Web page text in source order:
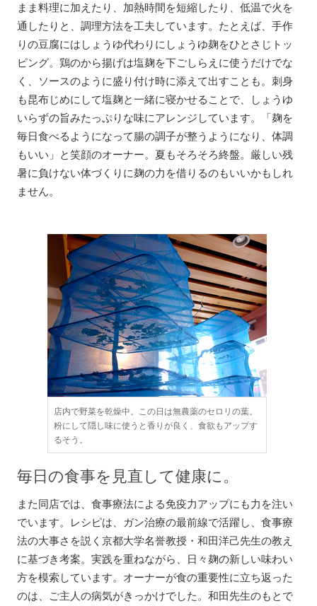
まま料理に加えたり、加熱時間を短縮したり、低温で火を
通したりと、調理方法を工夫しています。たとえば、手作
りの豆腐にはしょうゆ代わりにしょうゆ麹をひとさじトッ
ピング。鶏のから揚げは塩麹を下ごしらえに使うだけでな
く、ソースのように盛り付け時に添えて出すことも。刺身
も昆布じめにして塩麹と一緒に寝かせることで、しょうゆ
いらずの旨みたっぷりな味にアレンジしています。「麹を
毎日食べるようになって腸の調子が整うようになり、体調
もいい」と笑顔のオーナー。夏もそろそろ終盤。厳しい残
暑に負けない体づくりに麹の力を借りるのもいいかもしれ
ません。
店内で野菜を乾燥中。この日は無農薬のセロリの葉。
粉にして隠し味に使うと香りが良く、食欲もアップす
るそう。
毎日の食事を見直して健康に。
また同店では、食事療法による免疫力アップにも力を注い
でいます。レシピは、ガン治療の最前線で活躍し、食事療
法の大事さを説く京都大学名誉教授・和田洋己先生の教え
に基づき考案。実践を重ねながら、日々麹の新しい味わい
方を模索しています。オーナーが食の重要性に立ち返った
のは、ご主人の病気がきっかけでした。和田先生のもとで